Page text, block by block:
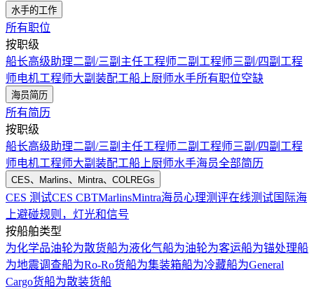
水手的工作
所有职位
按职级
船长高级助理二副/三副 主任工程师二副工程师三副/四副工程
师电机工程师大副 装配工船上厨师水手所有职位空缺
海员简历
所有简历
按职级
船长高级助理二副/三副 主任工程师二副工程师三副/四副工程
师电机工程师大副 装配工船上厨师水手海员全部简历
CES、Marlins、Mintra、COLREGs
CES 测试CES CBTMarlinsMintra海员心理测评在线测试国际海
上避碰规则，灯光和信号
按船舶类型
为化学品油轮为散货船为液化气船为油轮为客运船为锚处理船
为地震调查船为Ro-Ro货船为集装箱船为冷藏船为General
Cargo货船为散装货船